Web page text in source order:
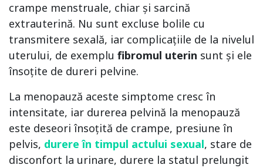
crampe menstruale, chiar și sarcină
extrauterină. Nu sunt excluse bolile cu
transmitere sexală, iar complicațiile de la nivelul
uterului, de exemplu fibromul uterin sunt și ele
însoțite de dureri pelvine.
La menopauză aceste simptome cresc în
intensitate, iar durerea pelvină la menopauză
este deseori însoțită de crampe, presiune în
pelvis, durere în timpul actului sexual, stare de
disconfort la urinare, durere la statul prelungit